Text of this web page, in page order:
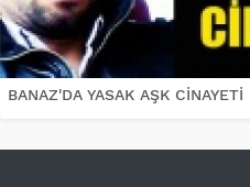
BANAZ'DA YASAK AŞK CİNAYETİ